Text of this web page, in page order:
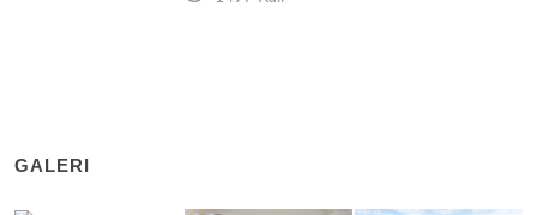
GALERI